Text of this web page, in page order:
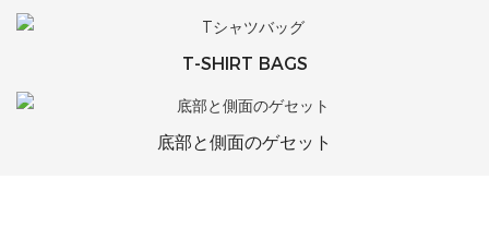
T-SHIRT BAGS
底部と側面のゲセット